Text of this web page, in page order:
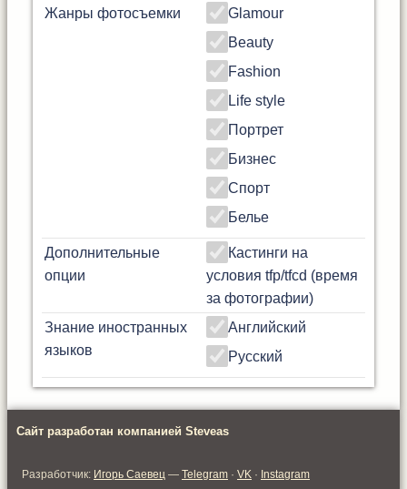
Жанры фотосъемки
Glamour
Beauty
Fashion
Life style
Портрет
Бизнес
Спорт
Белье
Дополнительные
опции
Кастинги на
условия tfp/tfcd (время
за фотографии)
Знание иностранных
языков
Английский
Русский
Сайт разработан компанией Steveas
Разработчик: Игорь Саевец — Telegram · VK · Instagram